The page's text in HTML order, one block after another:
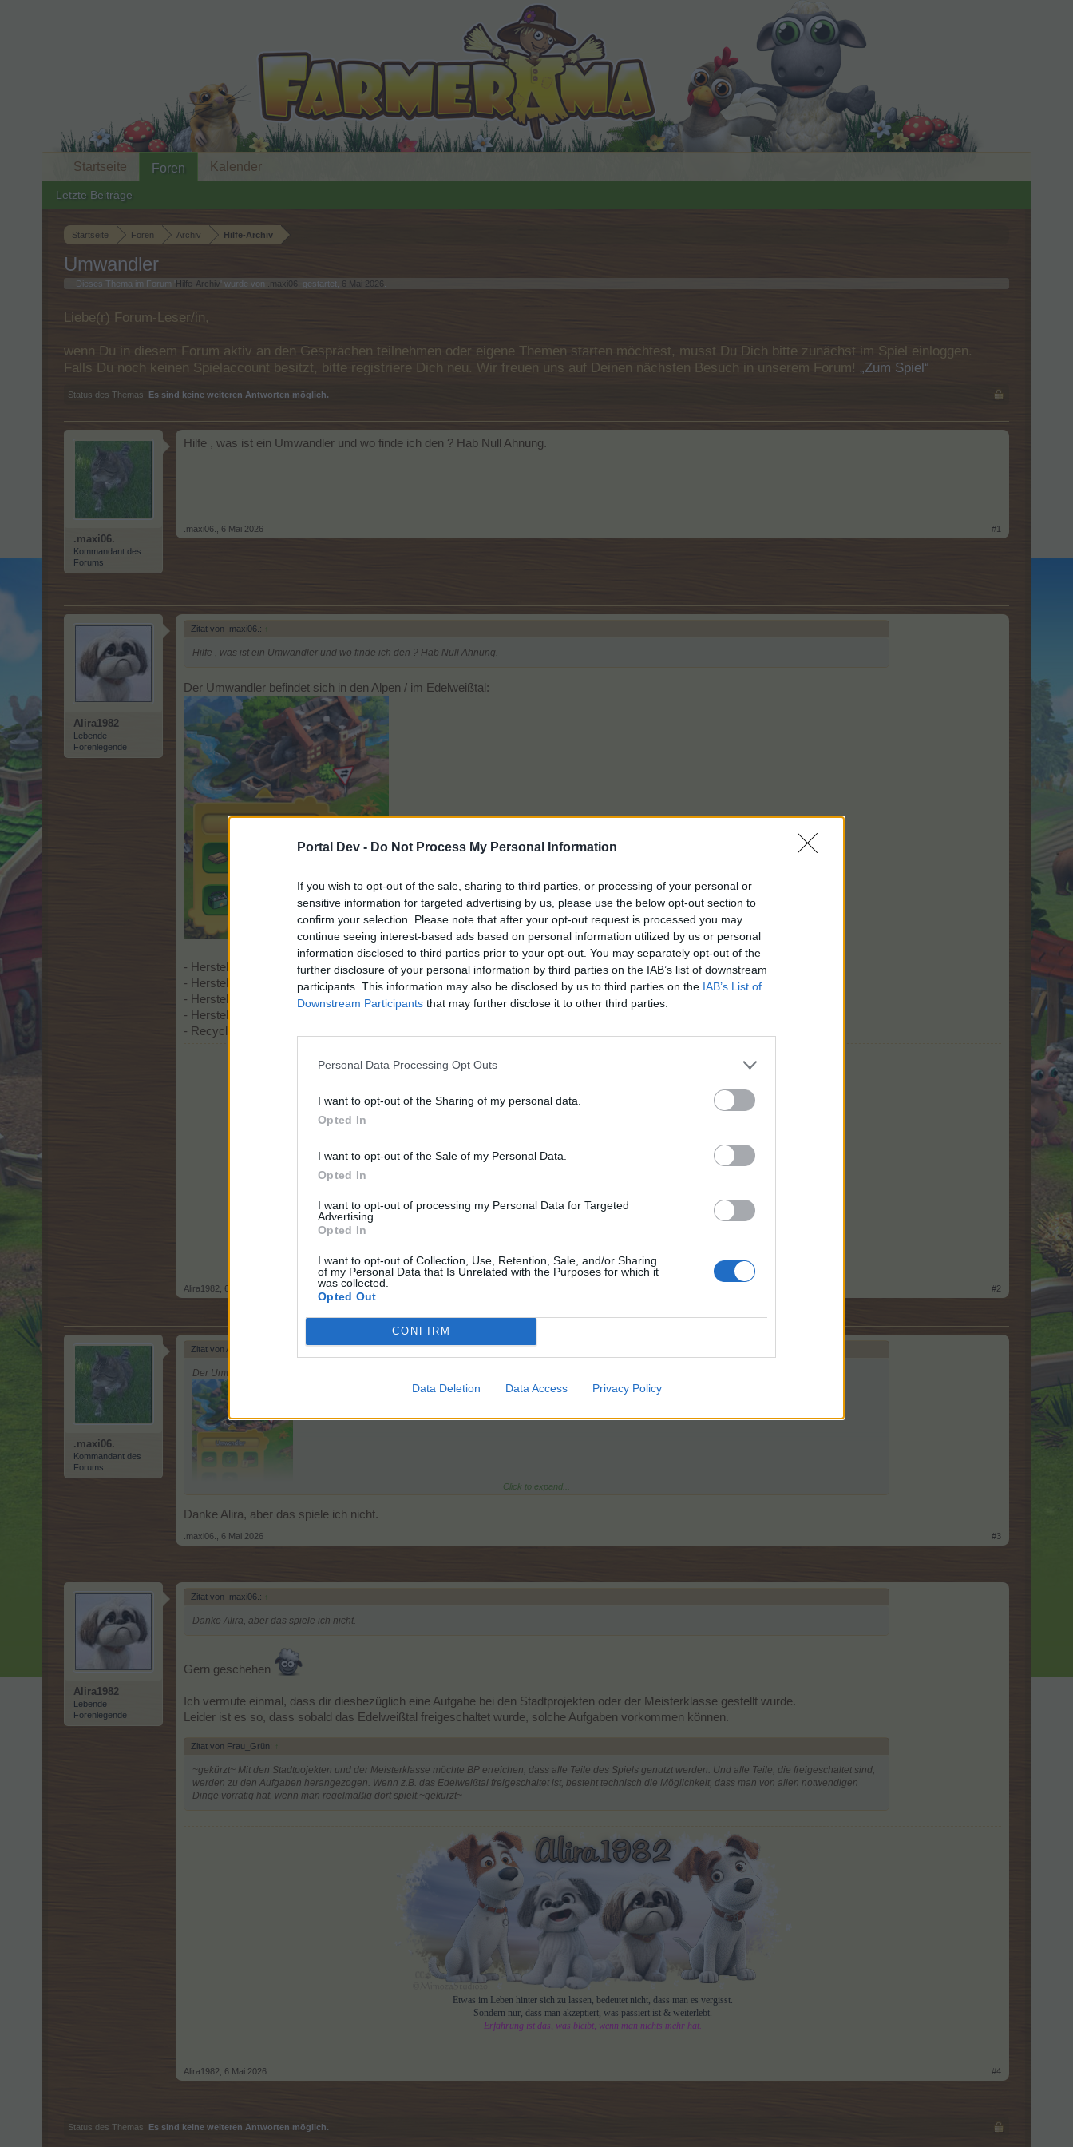
Portal Dev - Do Not Process My Personal Information
If you wish to opt-out of the sale, sharing to third parties, or processing of your personal or
sensitive information for targeted advertising by us, please use the below opt-out section to
confirm your selection. Please note that after your opt-out request is processed you may
continue seeing interest-based ads based on personal information utilized by us or personal
information disclosed to third parties prior to your opt-out. You may separately opt-out of the
further disclosure of your personal information by third parties on the IAB’s list of downstream
participants. This information may also be disclosed by us to third parties on the IAB’s List of
Downstream Participants that may further disclose it to other third parties.
Personal Data Processing Opt Outs
I want to opt-out of the Sharing of my personal data.
Opted In
I want to opt-out of the Sale of my Personal Data.
Opted In
I want to opt-out of processing my Personal Data for Targeted
Advertising.
Opted In
I want to opt-out of Collection, Use, Retention, Sale, and/or Sharing
of my Personal Data that Is Unrelated with the Purposes for which it
was collected.
Opted Out
CONFIRM
Data Deletion Data Access Privacy Policy
Startseite Foren Archiv Hilfe-Archiv
Umwandler
Dieses Thema im Forum ' Hilfe-Archiv ' wurde von .maxi06. gestartet, 6 Mai 2026
Liebe(r) Forum-Leser/in,
wenn Du in diesem Forum aktiv an den Gesprächen teilnehmen oder eigene Themen starten möchtest, musst Du Dich bitte zunächst im Spiel einloggen.
Falls Du noch keinen Spielaccount besitzt, bitte registriere Dich neu. Wir freuen uns auf Deinen nächsten Besuch in unserem Forum! „Zum Spiel“
Status des Themas: Es sind keine weiteren Antworten möglich.
.maxi06.
Kommandant des
Forums
Hilfe , was ist ein Umwandler und wo finde ich den ? Hab Null Ahnung.
.maxi06. 6 Mai 2026 #1
Alira1982
Lebende
Forenlegende
Zitat von .maxi06.: ↑
Hilfe , was ist ein Umwandler und wo finde ich den ? Hab Null Ahnung.
Der Umwandler befindet sich in den Alpen / im Edelweißtal:
und dort hat man folgende Möglichkeiten:
- Herstellung Nutzholz
- Herstellung Grüner Sprit
- Herstellung Humus
- Herstellung Werkzeugkasten
- Recycling
Etwas im Leben hinter sich zu lassen, bedeutet nicht, dass man es vergisst.
Alira1982 6 Mai 2026 #2
.maxi06.
Kommandant des
Forums
Zitat von Alira1982:
Der Umwandler befindet sich in den Alpen / im Edelweißtal:
- Herstellung Nutzholz
- Herstellung Grüner Sprit
- Herstellung Humus
- Recycling
Click to expand...
Danke Alira, aber das spiele ich nicht.
.maxi06. 6 Mai 2026 #3
Alira1982
Lebende
Forenlegende
Zitat von .maxi06.: ↑
Danke Alira, aber das spiele ich nicht.
Gern geschehen
Ich vermute einmal, dass dir diesbezüglich eine Aufgabe bei den Stadtprojekten oder der Meisterklasse gestellt wurde.
Leider ist es so, dass sobald das Edelweißtal freigeschaltet wurde, solche Aufgaben vorkommen können.
Zitat von Frau_Grün: ↑
~gekürzt~ Mit den Stadtpojekten und der Meisterklasse möchte BP erreichen, dass alle Teile des Spiels genutzt werden. Und alle Teile, die freigeschaltet sind,
werden zu den Aufgaben herangezogen. Wenn z.B. das Edelweißtal freigeschaltet ist, besteht technisch die Möglichkeit, dass man von allen notwendigen
Dinge vorrätig hat, wenn man regelmäßig dort spielt. ~gekürzt~
Etwas im Leben hinter sich zu lassen, bedeutet nicht, dass man es vergisst.
Sondern nur, dass man akzeptiert, was passiert ist & weiterlebt.
Erfahrung ist das, was bleibt, wenn man nichts mehr hat.
Alira1982 6 Mai 2026 #4
Status des Themas: Es sind keine weiteren Antworten möglich.
Startseite Foren
Letzte Beiträge
Kalender